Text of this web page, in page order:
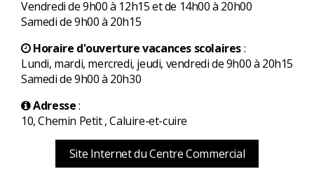
Vendredi de 9h00 à 12h15 et de 14h00 à 20h00
Samedi de 9h00 à 20h15
Horaire d'ouverture vacances scolaires:
Lundi, mardi, mercredi, jeudi, vendredi de 9h00 à 20h15
Samedi de 9h00 à 20h30
Adresse:
10, Chemin Petit , Caluire-et-cuire
Site Internet du Centre Commercial